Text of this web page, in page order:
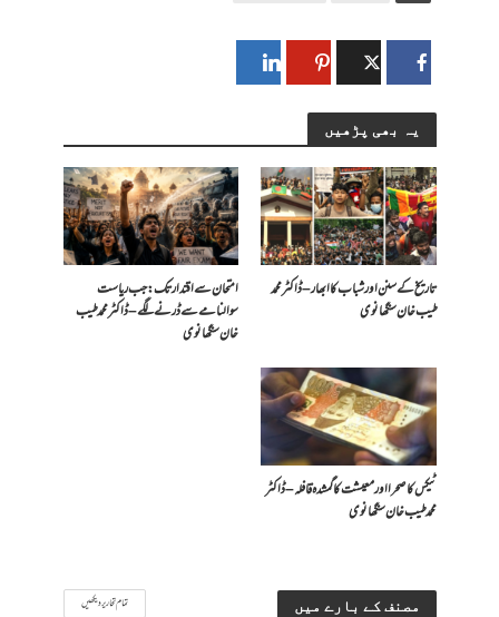
یہ بھی پڑھیں
تاریخ کے سنن اور شباب کا ابھار – ڈاکٹر محمد
طیب خان سنگھانوی
امتحان سے اقتدار تک: جب ریاست
سوالنامے سے ڈرنے لگے – ڈاکٹر محمد طیب
خان سنگھانوی
ٹیکس کا صحرا اور معیشت کا گمشدہ قافلہ – ڈاکٹر
محمد طیب خان سنگھانوی
مصنف کے بارے میں تمام تحاریر دیکھیں